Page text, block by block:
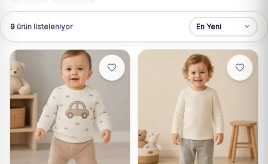
9 ürün listeleniyor